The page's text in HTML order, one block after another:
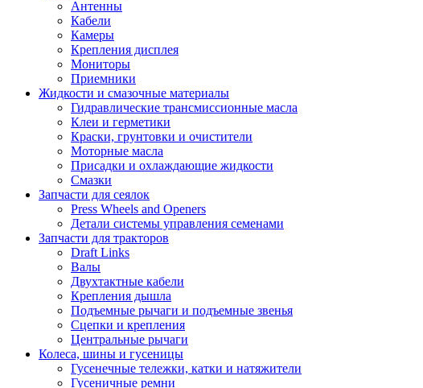
Антенны
Кабели
Камеры
Крепления дисплея
Мониторы
Приемники
Жидкости и смазочные материалы
Гидравлические трансмиссионные масла
Клеи и герметики
Краски, грунтовки и очистители
Моторные масла
Присадки и охлаждающие жидкости
Смазки
Запчасти для сеялок
Press Wheels and Openers
Детали системы управления семенами
Запчасти для тракторов
Draft Links
Валы
Двухтактные кабели
Крепления дышла
Подъемные рычаги и подъемные звенья
Сцепки и крепления
Центральные рычаги
Колеса, шины и гусеницы
Гусенечные тележки, катки и натяжители
Гусеничные ремни